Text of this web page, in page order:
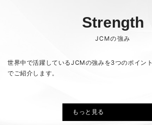
もっと見る
Strength
JCMの強み
世界中で活躍しているJCMの強みを3つのポイント
でご紹介します。
もっと見る